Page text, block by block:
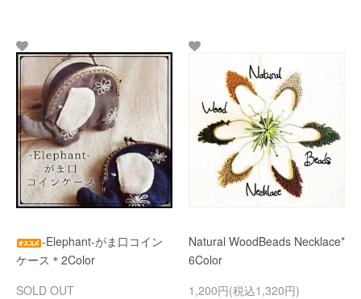
-Elephant-がま口コイン
ケース＊2Color
SOLD OUT
Natural WoodBeads Necklace*
6Color
1,200円(税込1,320円)